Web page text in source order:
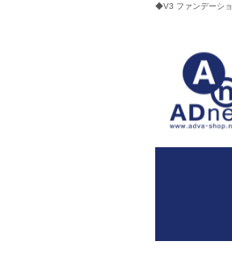
◆V3 ファンデーシ
新商品情報・入荷情報をいち早くご案内！